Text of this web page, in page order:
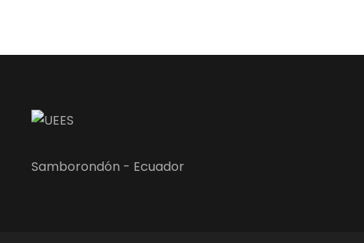
Samborondón - Ecuador